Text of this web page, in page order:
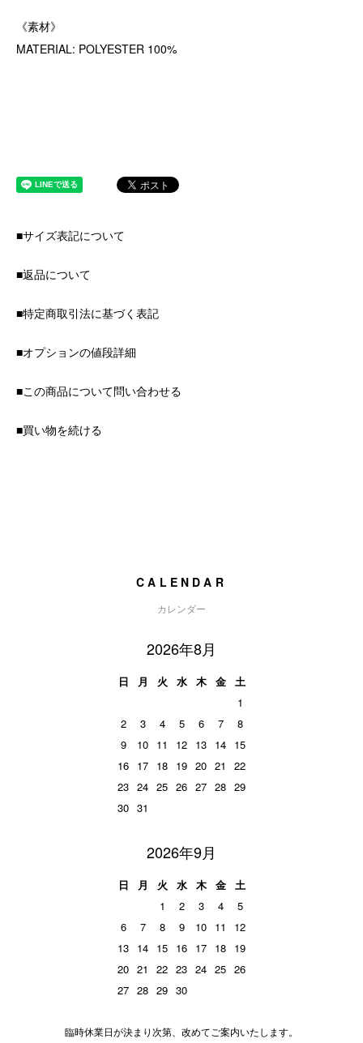
《素材》
MATERIAL: POLYESTER 100%
■サイズ表記について
■返品について
■特定商取引法に基づく表記
■オプションの値段詳細
■この商品について問い合わせる
■買い物を続ける
CALENDAR
カレンダー
2026年8月
日 月 火 水 木 金
土
1
2
3 4 5 6 7
8
9
10 11 12 13 14 15
16 17 18 19 20 21
22
23 24 25 26 27 28 29
30 31
2026年9月
日 月 火 水 木 金
土
1
2 3 4
5
6
7 8 9 10 11
12
13 14 15 16 17 18 19
20 21 22 23 24 25 26
27 28 29 30
臨時休業日が決まり次第、改めてご案内いたします。